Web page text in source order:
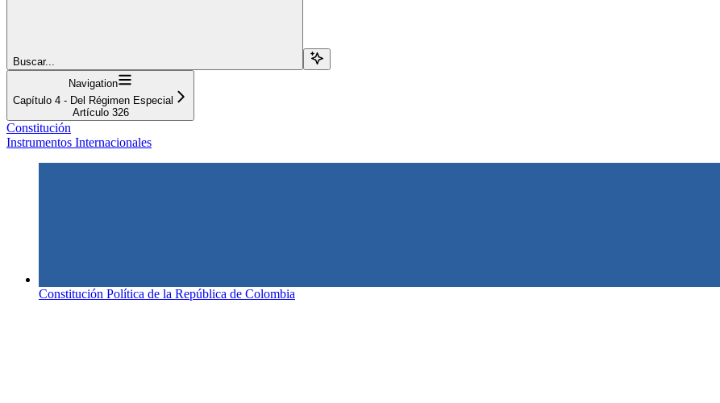
Buscar...
Navigation
Capítulo 4 - Del Régimen Especial
Artículo 326
Constitución
Instrumentos Internacionales
Constitución Política de la República de Colombia